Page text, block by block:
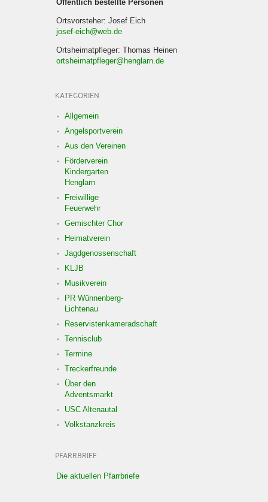
Öffentlich bestellte Personen
Ortsvorsteher: Josef Eich
josef-eich@web.de
Ortsheimatpfleger: Thomas Heinen
ortsheimatpfleger@henglarn.de
KATEGORIEN
Allgemein
Angelsportverein
Aus den Vereinen
Förderverein
Kindergarten
Henglarn
Freiwillige
Feuerwehr
Gemischter Chor
Heimatverein
Jagdgenossenschaft
KLJB
Musikverein
PR Wünnenberg-
Lichtenau
Reservistenkameradschaft
Tennisclub
Termine
Treckerfreunde
Über den
Adventsmarkt
USC Altenautal
Volkstanzkreis
PFARRBRIEF
Die aktuellen Pfarrbriefe